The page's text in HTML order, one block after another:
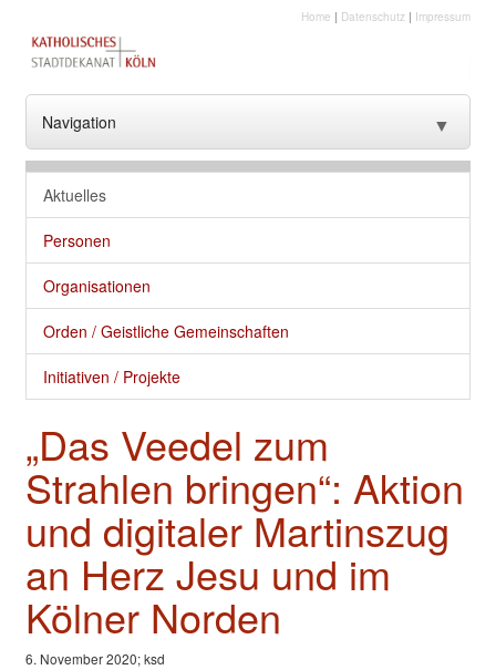
Home | Datenschutz | Impressum
Navigation ▼
??? NavText ???
??? NavText ???
Stadtkirche
Kirche vor Ort
Seelsorge und gute Dienste
Kultur
Valentinstage
Impressum
Aktuelles
Personen
Organisationen
Orden / Geistliche Gemeinschaften
Initiativen / Projekte
„Das Veedel zum
Strahlen bringen“: Aktion
und digitaler Martinszug
an Herz Jesu und im
Kölner Norden
6. November 2020; ksd